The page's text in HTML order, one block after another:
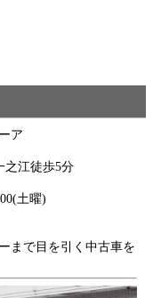
ア
江徒歩5分
土曜)
まで目を引く中古車を